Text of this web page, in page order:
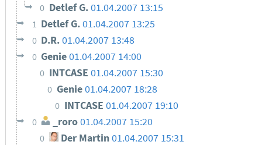
0 Detlef G.01.04.2007 13:15
1 Detlef G.01.04.2007 13:25
0 D.R.01.04.2007 13:48
0 Genie01.04.2007 14:00
0 INTCASE 01.04.2007 15:30
0 Genie01.04.2007 18:28
0 INTCASE01.04.2007 19:10
0 _roro01.04.2007 15:20
0 Der Martin 01.04.2007 15:31